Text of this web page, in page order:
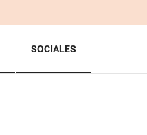
SOCIALES